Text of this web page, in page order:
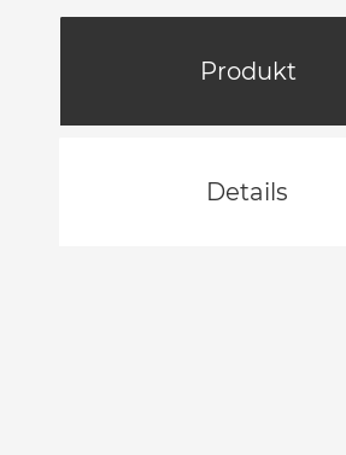
Produkt
Details